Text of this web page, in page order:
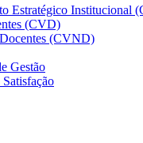
Estratégico Institucional
(CVD)
(CVND)
Gestão
Satisfação